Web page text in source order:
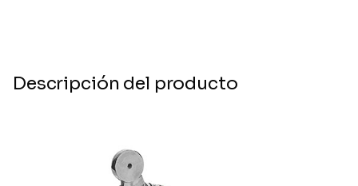
Descripción del producto